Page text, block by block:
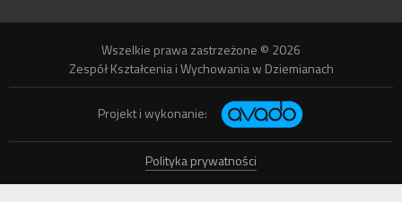
Wszelkie prawa zastrzeżone © 2026
Zespół Kształcenia i Wychowania w Dziemianach
Projekt i wykonanie:
Polityka prywatności